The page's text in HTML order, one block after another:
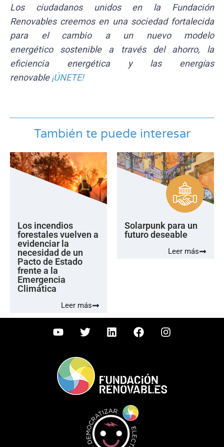
Los ciudadanos unidos en la Fundación
Renovables creemos en una sociedad fortalecida
para el cambio a un nuevo modelo
energético sostenible a través del ahorro, la
eficiencia energética y las energías
renovable¡ÚNETE!
También te puede interesar
Los incendios
forestales vuelven a
evidenciar la
necesidad de un
Pacto de Estado
frente a la
Emergencia
Climática
Leer más
Solarpunk para un
futuro deseable
Leer más